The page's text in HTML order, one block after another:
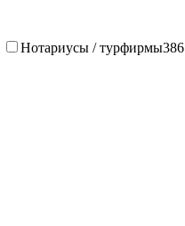
Нотариусы / турфирмы386